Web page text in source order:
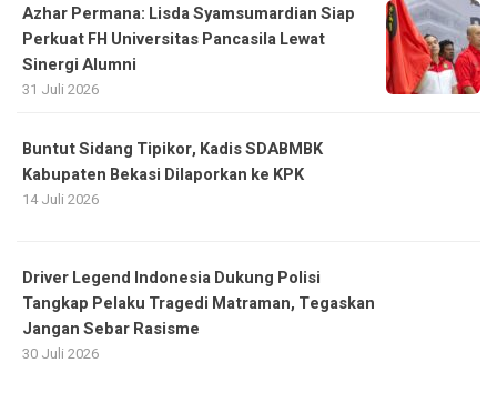
Azhar Permana: Lisda Syamsumardian Siap
Perkuat FH Universitas Pancasila Lewat
Sinergi Alumni
31 Juli 2026
Buntut Sidang Tipikor, Kadis SDABMBK
Kabupaten Bekasi Dilaporkan ke KPK
14 Juli 2026
Driver Legend Indonesia Dukung Polisi
Tangkap Pelaku Tragedi Matraman, Tegaskan
Jangan Sebar Rasisme
30 Juli 2026